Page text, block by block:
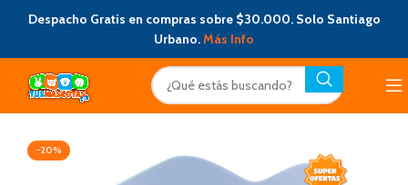
Despacho Gratis en compras sobre $30.000. Solo Santiago
Urbano.Más Info
-20%